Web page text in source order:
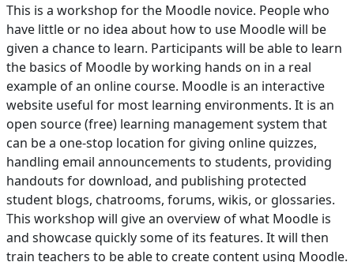
This is a workshop for the Moodle novice. People who
have little or no idea about how to use Moodle will be
given a chance to learn. Participants will be able to learn
the basics of Moodle by working hands on in a real
example of an online course. Moodle is an interactive
website useful for most learning environments. It is an
open source (free) learning management system that
can be a one-stop location for giving online quizzes,
handling email announcements to students, providing
handouts for download, and publishing protected
student blogs, chatrooms, forums, wikis, or glossaries.
This workshop will give an overview of what Moodle is
and showcase quickly some of its features. It will then
train teachers to be able to create content using Moodle.